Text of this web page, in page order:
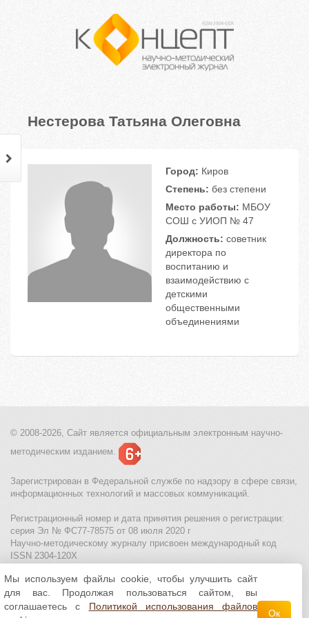
Нестерова Татьяна Олеговна
Город: Киров
Степень: без степени
Место работы: МБОУ
СОШ с УИОП № 47
Должность: советник
директора по
воспитанию и
взаимодействию с
детскими
общественными
объединениями
© 2008-2026, Сайт является официальным электронным научно-
методическим изданием.
Зарегистрирован в Федеральной службе по надзору в сфере связи,
информационных технологий и массовых коммуникаций.
Регистрационный номер и дата принятия решения о регистрации:
серия Эл № ФС77-78575 от 08 июля 2020 г
Научно-методическому журналу присвоен международный код
ISSN 2304-120X
МЦИТО|Школьные олимпиады и онлайн конкурсы для детей
Политика использования файлов cookie| Политика обработки и
защиты персональных данных
Мы используем файлы cookie, чтобы улучшить сайт
для вас. Продолжая пользоваться сайтом, вы
соглашаетесь с Политикой использования файлов
Ок